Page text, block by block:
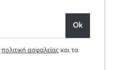
πολιτική ασφαλείαςκαι τα